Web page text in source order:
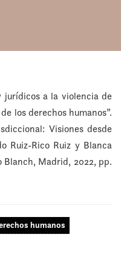
jurídicos a la violencia de
los derechos humanos”.
Visiones desde
Ruiz-Rico Ruiz y Blanca
Blanch, Madrid, 2022, pp.
humanos